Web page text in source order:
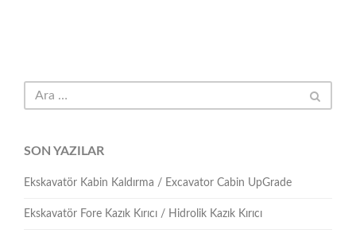
SON YAZILAR
Ekskavatör Kabin Kaldırma / Excavator Cabin UpGrade
Ekskavatör Fore Kazık Kırıcı / Hidrolik Kazık Kırıcı